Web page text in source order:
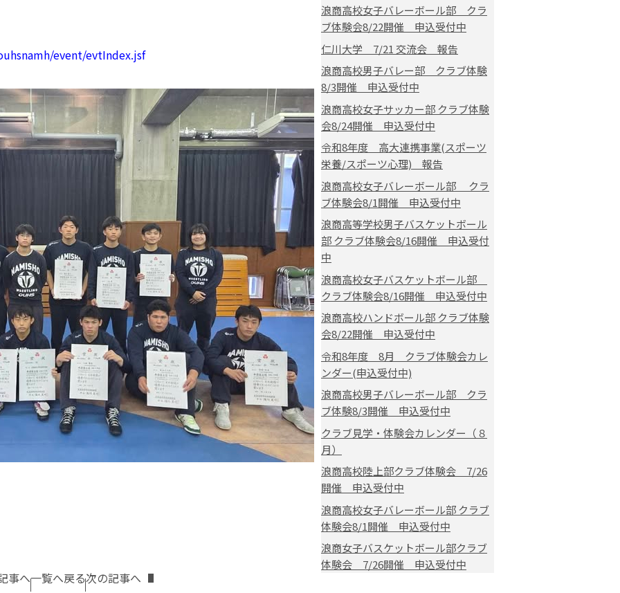
event/evtIndex.jsf
事へ一覧へ戻る次の記事へ
浪商高校女子バレーボール部 クラ
ブ体験会8/22開催 申込受付中
仁川大学 7/21 交流会 報告
浪商高校男子バレー部 クラブ体験
8/3開催 申込受付中
浪商高校女子サッカー部 クラブ体験
会8/24開催 申込受付中
令和8年度 高大連携事業(スポーツ
栄養/スポーツ心理) 報告
浪商高校女子バレーボール部 クラ
ブ体験会8/1開催 申込受付中
浪商高等学校男子バスケットボール
部 クラブ体験会8/16開催 申込受付
中
浪商高校女子バスケットボール部
クラブ体験会8/16開催 申込受付中
浪商高校ハンドボール部 クラブ体験
会8/22開催 申込受付中
令和8年度 8月 クラブ体験会カレ
ンダー(申込受付中)
浪商高校男子バレーボール部 クラ
ブ体験8/3開催 申込受付中
クラブ見学・体験会カレンダー（８
月）
浪商高校陸上部クラブ体験会 7/26
開催 申込受付中
浪商高校女子バレーボール部 クラブ
体験会8/1開催 申込受付中
浪商女子バスケットボール部クラブ
体験会 7/26開催 申込受付中